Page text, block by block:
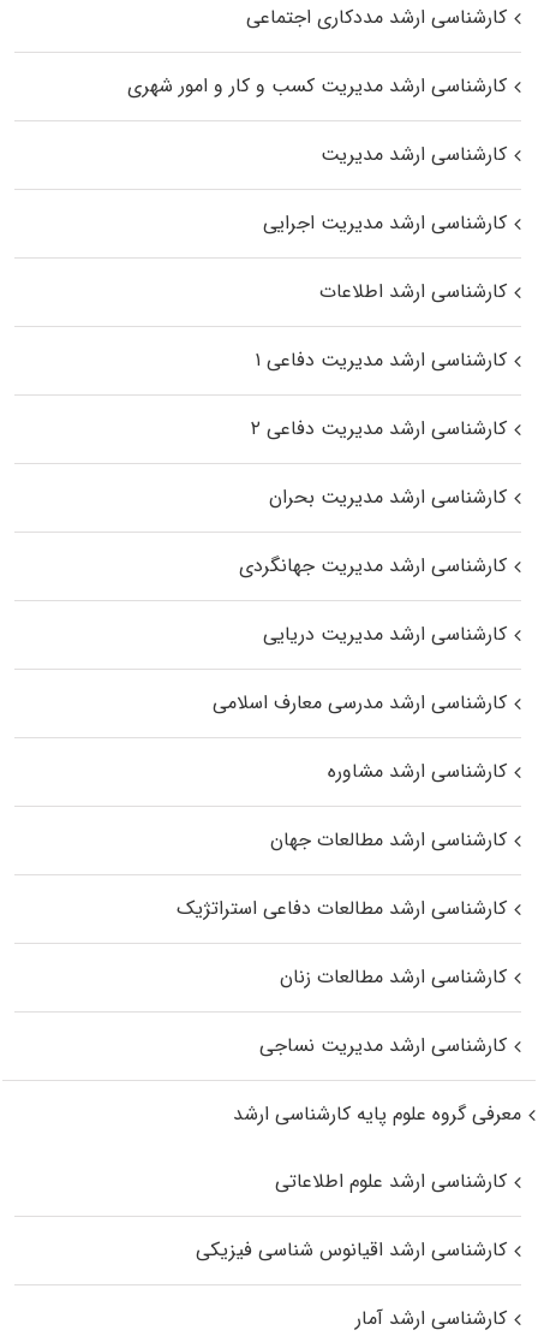
کارشناسی ارشد مددکاری اجتماعی
کارشناسی ارشد مدیریت کسب و کار و امور شهری
کارشناسی ارشد مدیریت
کارشناسی ارشد مدیریت اجرایی
کارشناسی ارشد اطلاعات
کارشناسی ارشد مدیریت دفاعی ۱
کارشناسی ارشد مدیریت دفاعی ۲
کارشناسی ارشد مدیریت بحران
کارشناسی ارشد مدیریت جهانگردی
کارشناسی ارشد مدیریت دریایی
کارشناسی ارشد مدرسی معارف اسلامی
کارشناسی ارشد مشاوره
کارشناسی ارشد مطالعات جهان
کارشناسی ارشد مطالعات دفاعی استراتژیک
کارشناسی ارشد مطالعات زنان
کارشناسی ارشد مدیریت نساجی
معرفی گروه علوم پایه کارشناسی ارشد
کارشناسی ارشد علوم اطلاعاتی
کارشناسی ارشد اقیانوس‌ شناسی فیزیکی
کارشناسی ارشد آمار